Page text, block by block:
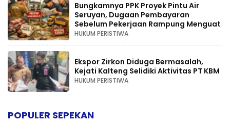
Bungkamnya PPK Proyek Pintu Air
Seruyan, Dugaan Pembayaran
Sebelum Pekerjaan Rampung Menguat
HUKUM PERISTIWA
Ekspor Zirkon Diduga Bermasalah,
Kejati Kalteng Selidiki Aktivitas PT KBM
HUKUM PERISTIWA
POPULER SEPEKAN